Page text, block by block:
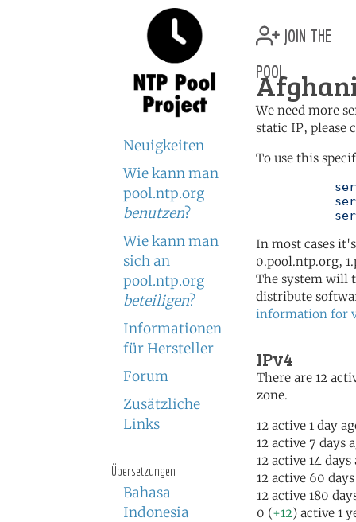
Neuigkeiten
Wie kann man
pool.ntp.org
benutzen?
Wie kann man
sich an
pool.ntp.org
beteiligen?
Informationen
für Hersteller
Forum
Zusätzliche
Links
Übersetzungen
Bahasa
Indonesia
join the
pool
We need more
static IP, please
To use this
In most cases
0.pool.ntp.org,
The system will
distribute
information for
IPv4
There are 12
zone.
12 active 1 day
12 active 7 days
12 active 14 days
12 active 60
12 active 180
0 (+12) active 1